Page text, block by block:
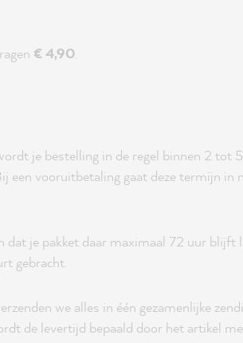
€ 4,90.
je bestelling in de regel binnen 2 tot 5
een vooruitbetaling gaat deze termijn in
je pakket daar maximaal 72 uur blijft
gebracht.
we alles in één gezamenlijke
de levertijd bepaald door het artikel